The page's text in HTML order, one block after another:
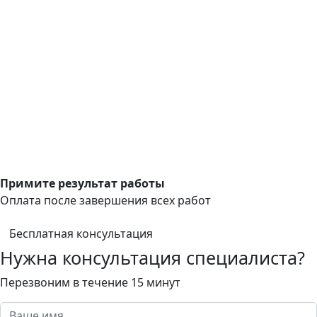
Примите результат работы
Оплата после завершения всех работ
Бесплатная консультация
Нужна консультация специалиста?
Перезвоним в течение 15 минут